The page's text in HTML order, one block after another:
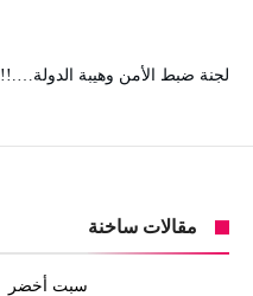
لجنة ضبط الأمن وهيبة الدولة….!!
مقالات ساخنة
سبت أخضر